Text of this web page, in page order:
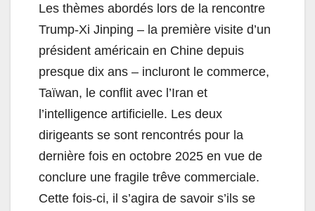
Les thèmes abordés lors de la rencontre
Trump-Xi Jinping – la première visite d’un
président américain en Chine depuis
presque dix ans – incluront le commerce,
Taïwan, le conflit avec l’Iran et
l’intelligence artificielle. Les deux
dirigeants se sont rencontrés pour la
dernière fois en octobre 2025 en vue de
conclure une fragile trêve commerciale.
Cette fois-ci, il s’agira de savoir s’ils se